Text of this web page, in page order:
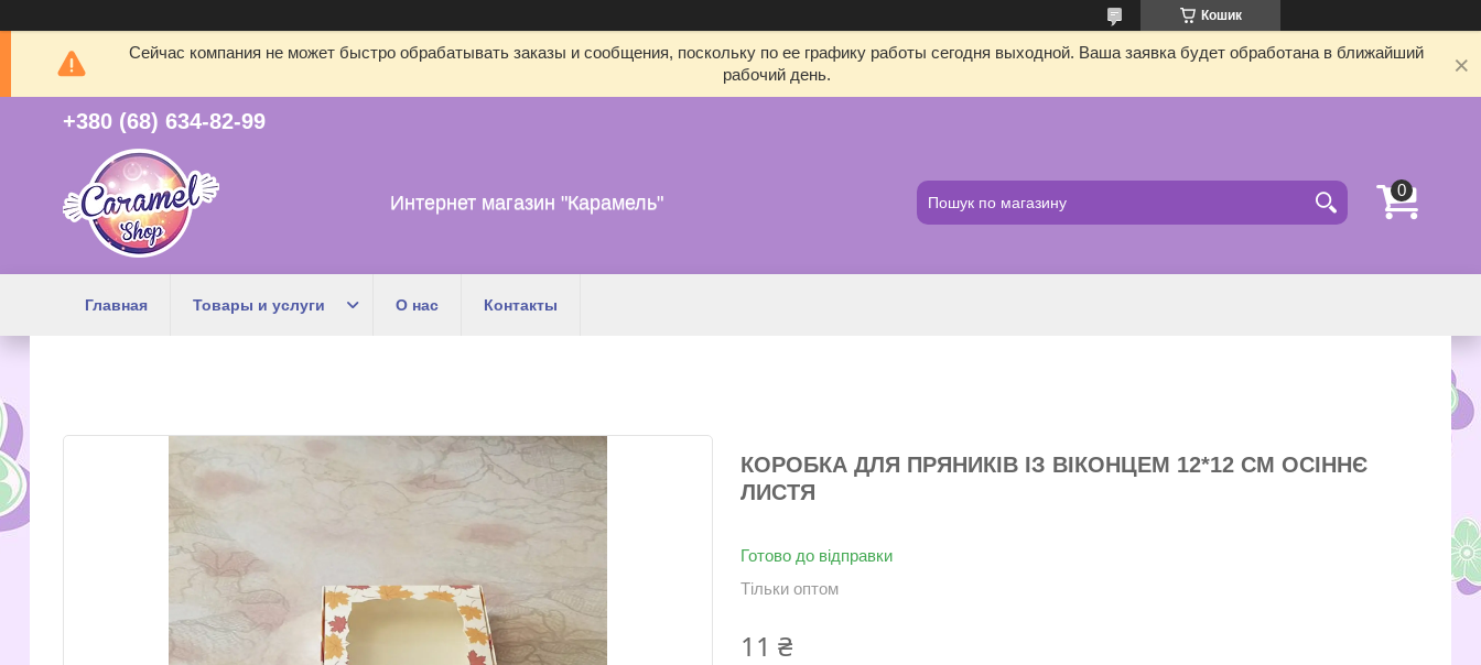
Кошик
Сейчас компания не может быстро обрабатывать заказы и сообщения, поскольку по ее графику работы сегодня выходной. Ваша заявка будет обработана в ближайший
рабочий день.
+380 (68) 634-82-99
Интернет магазин "Карамель"
Главная Товары и услуги О нас Контакты
КОРОБКА ДЛЯ ПРЯНИКІВ ІЗ ВІКОНЦЕМ 12*12 СМ ОСІННЄ
ЛИСТЯ
Готово до відправки
Тільки оптом
11 ₴